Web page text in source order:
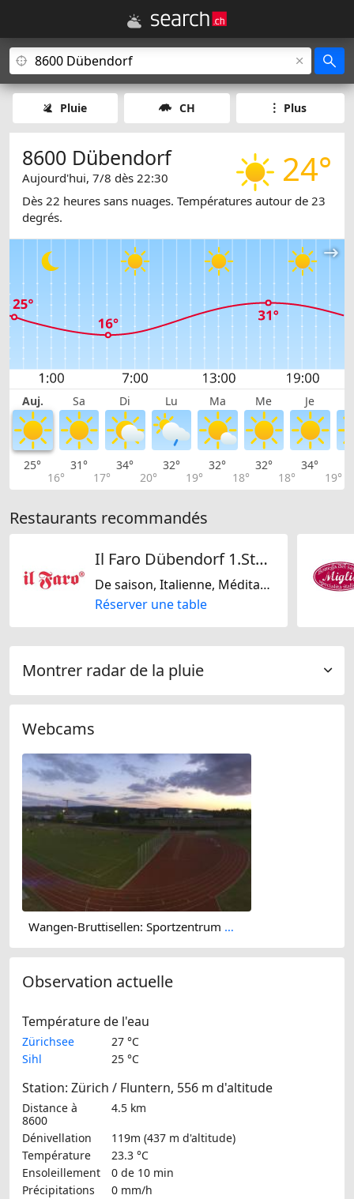
Pluie CH Plus
24°
8600 Dübendorf
Aujourd'hui, 7/8 dès 22:30
Dès 22 heures sans nuages. Températures autour de 23
degrés.
Auj. Sa Di Lu Ma Me Je
25°
16°
31°
17°
34°
20°
32°
19°
32°
18°
32°
18°
34°
19°
Restaurants recommandés
Il Faro Dübendorf 1.Stock Pizzeria
De saison, Italienne, Méditarranéenne, Sans gluten, Sans lactose
Réserver une table
Montrer radar de la pluie
Webcams
Wangen-Bruttisellen: Sportzentrum Zürich Dürrbach - Public
Observation actuelle
Température de l'eau
Zürichsee
27 °C
Sihl
25 °C
Station: Zürich / Fluntern, 556 m d'altitude
Distance à
8600
4.5 km
Dénivellation
119m (437 m d'altitude)
Température
23.3 °C
Ensoleillement
0 de 10 min
Précipitations
0 mm/h